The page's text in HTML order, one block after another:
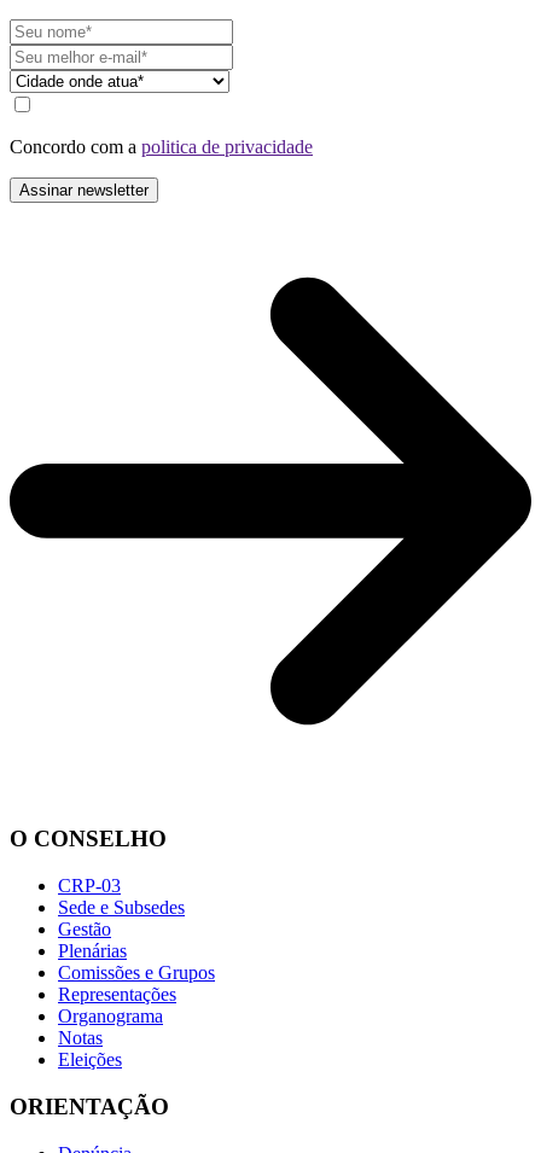
Concordo com a politica de privacidade
O CONSELHO
CRP-03
Sede e Subsedes
Gestão
Plenárias
Comissões e Grupos
Representações
Organograma
Notas
Eleições
ORIENTAÇÃO